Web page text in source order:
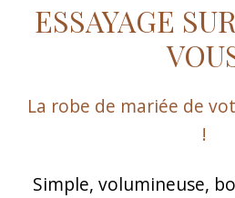
ESSAYAGE
La robe de mariée de
!
Simple, volumineuse,